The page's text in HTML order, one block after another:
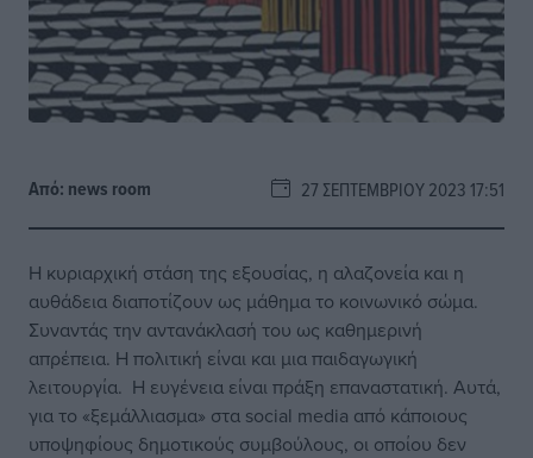
Από: news room 27 ΣΕΠΤΕΜΒΡΊΟΥ 2023 17:51
Η κυριαρχική στάση της εξουσίας, η αλαζονεία και η
αυθάδεια διαποτίζουν ως μάθημα το κοινωνικό σώμα.
Συναντάς την αντανάκλασή του ως καθημερινή
απρέπεια. Η πολιτική είναι και μια παιδαγωγική
λειτουργία. Η ευγένεια είναι πράξη επαναστατική. Αυτά,
για το «ξεμάλλιασμα» στα social media από κάποιους
υποψηφίους δημοτικούς συμβούλους, οι οποίου δεν